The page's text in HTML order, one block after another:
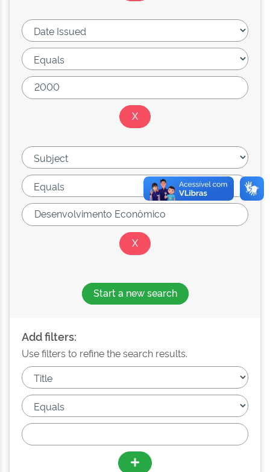
Start a new search
Add filters:
Use filters to refine the search results.